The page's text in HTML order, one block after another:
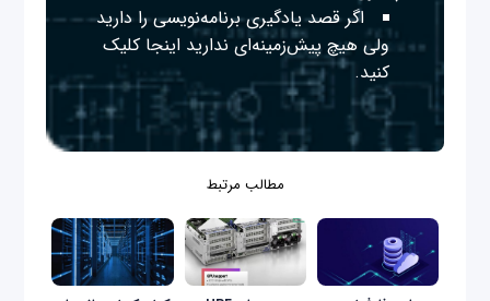
اگر قصد یادگیری برنامه‌نویسی را دارید
ولی هیچ پیش‌زمینه‌ای نداریداینجا کلیک
کنید.
مطالب مرتبط